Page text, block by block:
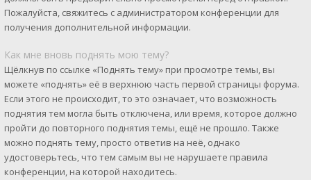
Пожалуйста, свяжитесь с администратором конференции для
получения дополнительной информации.
Как мне вновь поднять мою тему?
Щёлкнув по ссылке «Поднять тему» при просмотре темы, вы
можете «поднять» её в верхнюю часть первой страницы форума.
Если этого не происходит, то это означает, что возможность
поднятия тем могла быть отключена, или время, которое должно
пройти до повторного поднятия темы, ещё не прошло. Также
можно поднять тему, просто ответив на неё, однако
удостоверьтесь, что тем самым вы не нарушаете правила
конференции, на которой находитесь.